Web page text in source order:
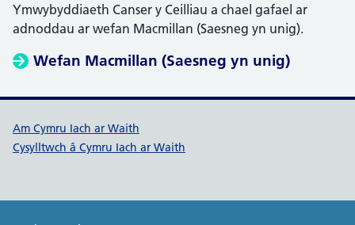
Ymwybyddiaeth Canser y Ceilliau a chael gafael ar
adnoddau ar wefan Macmillan (Saesneg yn unig).
Wefan Macmillan (Saesneg yn unig)
Dolenni cymorth Cymru Iach ar
Am Cymru Iach ar Waith
Cysylltwch â Cymru Iach ar Waith